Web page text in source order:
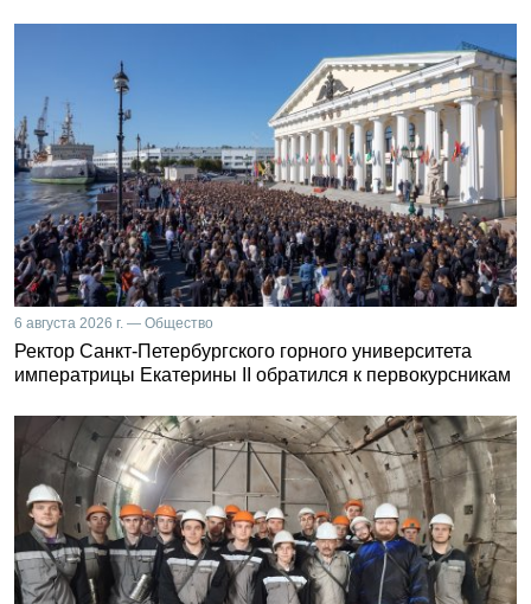
6 августа 2026 г. — Общество
Ректор Санкт-Петербургского горного университета
императрицы Екатерины II обратился к первокурсникам